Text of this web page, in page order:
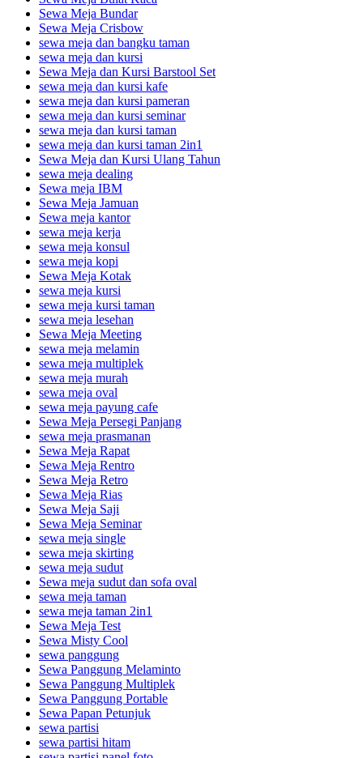
Sewa Meja Bundar
Sewa Meja Crisbow
sewa meja dan bangku taman
sewa meja dan kursi
Sewa Meja dan Kursi Barstool Set
sewa meja dan kursi kafe
sewa meja dan kursi pameran
sewa meja dan kursi seminar
sewa meja dan kursi taman
sewa meja dan kursi taman 2in1
Sewa Meja dan Kursi Ulang Tahun
sewa meja dealing
Sewa meja IBM
Sewa Meja Jamuan
Sewa meja kantor
sewa meja kerja
sewa meja konsul
sewa meja kopi
Sewa Meja Kotak
sewa meja kursi
sewa meja kursi taman
sewa meja lesehan
Sewa Meja Meeting
sewa meja melamin
sewa meja multiplek
sewa meja murah
sewa meja oval
sewa meja payung cafe
Sewa Meja Persegi Panjang
sewa meja prasmanan
Sewa Meja Rapat
Sewa Meja Rentro
Sewa Meja Retro
Sewa Meja Rias
Sewa Meja Saji
Sewa Meja Seminar
sewa meja single
sewa meja skirting
sewa meja sudut
Sewa meja sudut dan sofa oval
sewa meja taman
sewa meja taman 2in1
Sewa Meja Test
Sewa Misty Cool
sewa panggung
Sewa Panggung Melaminto
Sewa Panggung Multiplek
Sewa Panggung Portable
Sewa Papan Petunjuk
sewa partisi
sewa partisi hitam